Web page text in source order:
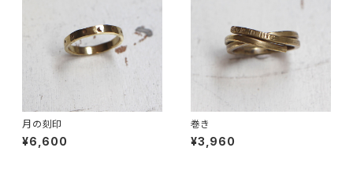
月の刻印
¥6,600
巻き
¥3,960